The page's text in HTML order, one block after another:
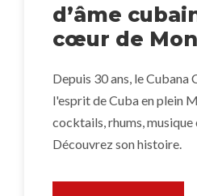
d’âme
cœur de
Depuis 30 ans, le Cubana
l'esprit de Cuba en plein
cocktails, rhums,
Découvrez son histoire.